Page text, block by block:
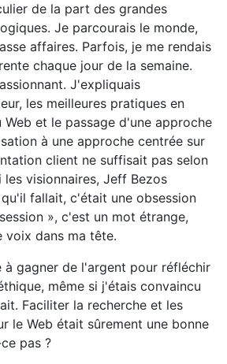
de la part des grandes
Je parcourais le monde,
affaires. Parfois, je me rendais
chaque jour de la semaine.
J'expliquais
les meilleures pratiques en
et le passage d'une approche
à une approche centrée sur
client ne suffisait pas selon
les visionnaires, Jeff Bezos
fallait, c'était une obsession
», c'est un mot étrange,
voix dans ma tête.
gagner de l'argent pour réfléchir
même si j'étais convaincu
Faciliter la recherche et les
le Web était sûrement une bonne
pas ?